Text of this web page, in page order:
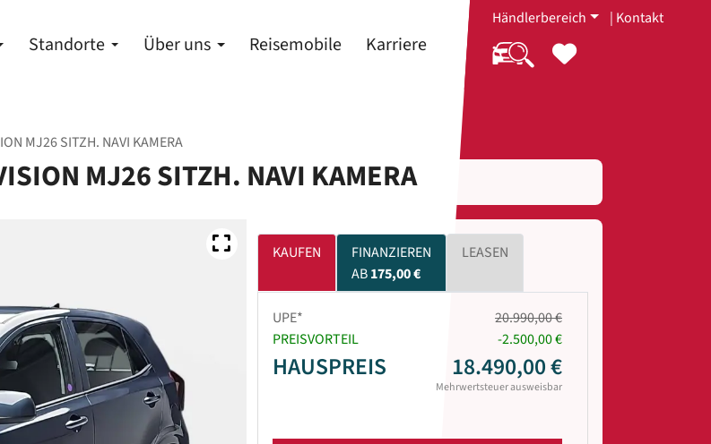
Standorte Über uns Reisemobile Karriere
Händlerbereich | Kontakt
MJ26 SITZH. NAVI KAMERA
MJ26 SITZH. NAVI KAMERA
KAUFEN
FINANZIEREN
AB175,00 €
LEASEN
UPE*
20.990,00 €
PREISVORTEIL
-2.500,00 €
HAUSPREIS 18.490,00 €
Mehrwertsteuer ausweisbar